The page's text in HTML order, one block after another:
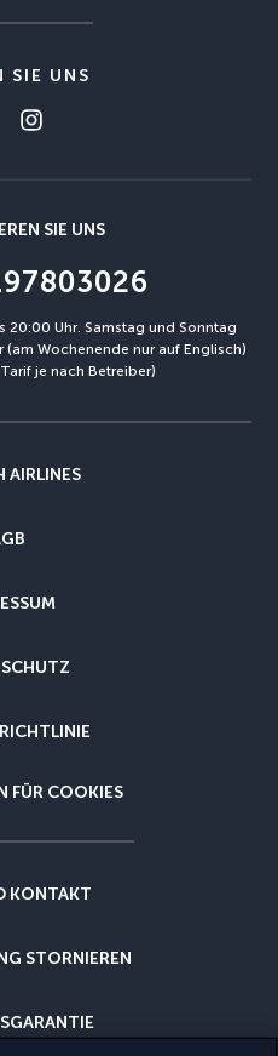
SIE UNS
SIE UNS
Uhr. Samstag und Sonntag
Wochenende nur auf Englisch)
je nach Betreiber)
AIRLINES
FÜR COOKIES
KONTAKT
STORNIEREN